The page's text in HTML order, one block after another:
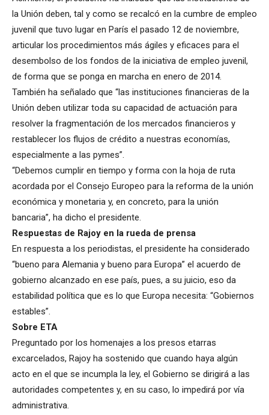
la Unión deben, tal y como se recalcó en la cumbre de empleo
juvenil que tuvo lugar en París el pasado 12 de noviembre,
articular los procedimientos más ágiles y eficaces para el
desembolso de los fondos de la iniciativa de empleo juvenil,
de forma que se ponga en marcha en enero de 2014.
También ha señalado que “las instituciones financieras de la
Unión deben utilizar toda su capacidad de actuación para
resolver la fragmentación de los mercados financieros y
restablecer los flujos de crédito a nuestras economías,
especialmente a las pymes”.
“Debemos cumplir en tiempo y forma con la hoja de ruta
acordada por el Consejo Europeo para la reforma de la unión
económica y monetaria y, en concreto, para la unión
bancaria”, ha dicho el presidente.
Respuestas de Rajoy en la rueda de prensa
En respuesta a los periodistas, el presidente ha considerado
“bueno para Alemania y bueno para Europa” el acuerdo de
gobierno alcanzado en ese país, pues, a su juicio, eso da
estabilidad política que es lo que Europa necesita: “Gobiernos
estables”.
Sobre ETA
Preguntado por los homenajes a los presos etarras
excarcelados, Rajoy ha sostenido que cuando haya algún
acto en el que se incumpla la ley, el Gobierno se dirigirá a las
autoridades competentes y, en su caso, lo impedirá por vía
administrativa.